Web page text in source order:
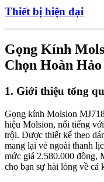
Thiết bị hiện đại
Gọng Kính
Chọn Hoàn
1. Giới thiệu tổng
Gọng kính Molsion
hiệu Molsion, nổi tiếng
trội. Được thiết kế theo
mang lại vẻ ngoài thanh
mức giá 2.580.000 đồng,
cho bạn sự hài lòng về cả